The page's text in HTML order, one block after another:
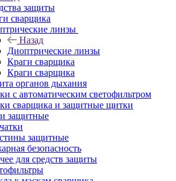
защиты
сварщика
линзы
Назад
Диоптрические линзы
Краги сварщика
Краги сварщика
органов дыхания
с автоматическим светофильтром
сварщика и защитные щитки
защитные
защитные
безопасность
для средств защиты